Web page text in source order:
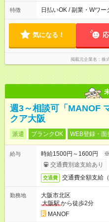
特徴 日払いOK / 副業・Wワ
気になる！
掲載元企業名 株
週3～相談可「MANOF
クア大阪
派遣 ブランクOK WEB登録・面
給与
時給1500円～1600円 ※
交通費別途支給あり
交通費 交通費全額支給（
勤務地
大阪市北区
大阪駅から徒歩2分
MANOF